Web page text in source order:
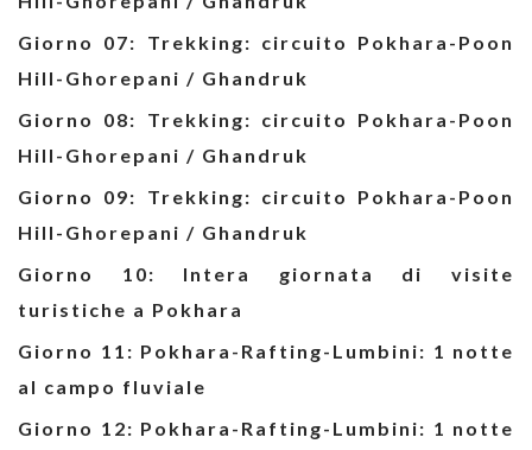
Giorno 07: Trekking: circuito Pokhara-Poon
Hill-Ghorepani / Ghandruk
Giorno 08: Trekking: circuito Pokhara-Poon
Hill-Ghorepani / Ghandruk
Giorno 09: Trekking: circuito Pokhara-Poon
Hill-Ghorepani / Ghandruk
Giorno 10: Intera giornata di visite
turistiche a Pokhara
Giorno 11: Pokhara-Rafting-Lumbini: 1 notte
al campo fluviale
Giorno 12: Pokhara-Rafting-Lumbini: 1 notte